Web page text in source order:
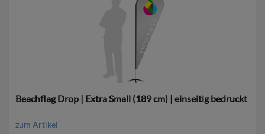
Beachflag Drop | Extra Small (189 cm) | einseitig bedruckt
zum Artikel